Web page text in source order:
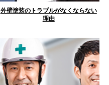
外壁塗装のトラブルがなくならない
理由